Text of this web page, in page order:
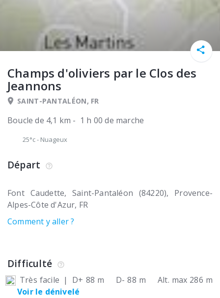
Champs d'oliviers par le Clos des
Jeannons
SAINT-PANTALÉON, FR
Boucle de 4,1 km - 1 h 00 de marche
25°c- Nuageux
Départ
Font Caudette Saint-Pantaléon (84220)
Provence-
Alpes-Côte d'Azur FR
Comment y aller ?
Difficulté
Très facile | D+ 88 m D- 88 m
Alt. max 286 m
Voir le dénivelé